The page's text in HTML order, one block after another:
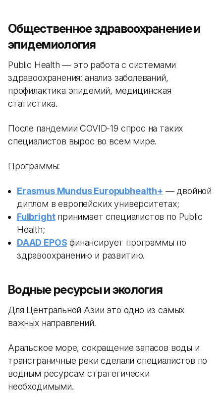
Общественное здравоохранение и
эпидемиология
Public Health — это работа с системами
здравоохранения: анализ заболеваний,
профилактика эпидемий, медицинская
статистика.
После пандемии COVID-19 спрос на таких
специалистов вырос во всем мире.
Программы:
Erasmus Mundus Europubhealth+ — двойной
диплом в европейских университетах;
Fulbrightпринимает специалистов по Public
Health;
DAAD EPOS финансирует программы по
здравоохранению и развитию.
Водные ресурсы и экология
Для Центральной Азии это одно из самых
важных направлений.
Аральское море, сокращение запасов воды и
трансграничные реки сделали специалистов по
водным ресурсам стратегически
необходимыми.